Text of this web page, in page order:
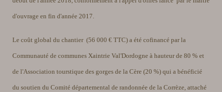
d'ouvrage en fin d'année 2017.
Le coût global du chantier (56 000 € TTC) a été cofinancé par la
Communauté de communes Xaintrie Val'Dordogne à hauteur de 80 % et
de l'Association tourstique des gorges de la Cère (20 %) qui a bénéficié
du soutien du Comité départemental de randonnée de la Corrèze, attaché